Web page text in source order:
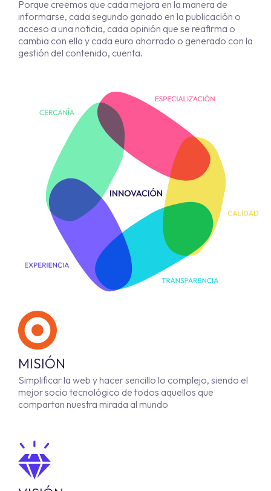
Porque creemos que cada mejora en la manera de
informarse, cada segundo ganado en la publicación o
acceso a una noticia, cada opinión que se reafirma o
cambia con ella y cada euro ahorrado o generado con la
gestión del contenido, cuenta.
MISIÓN
Simplificar la web y hacer sencillo lo complejo, siendo el
mejor socio tecnológico de todos aquellos que
compartan nuestra mirada al mundo